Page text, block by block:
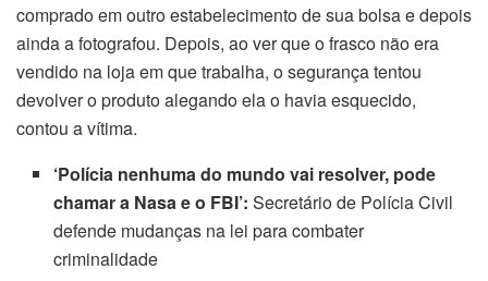
comprado em outro estabelecimento de sua bolsa e depois
ainda a fotografou. Depois, ao ver que o frasco não era
vendido na loja em que trabalha, o segurança tentou
devolver o produto alegando ela o havia esquecido,
contou a vítima.
‘Polícia nenhuma do mundo vai resolver, pode
chamar a Nasa e o FBI’: Secretário de Polícia Civil
defende mudanças na lei para combater
criminalidade